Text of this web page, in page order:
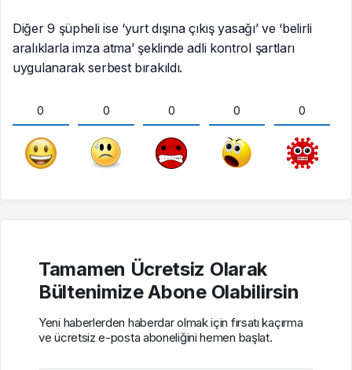
Diğer 9 şüpheli ise ‘yurt dışına çıkış yasağı’ ve ‘belirli
aralıklarla imza atma’ şeklinde adli kontrol şartları
uygulanarak serbest bırakıldı.
0 0 0 0 0
Tamamen Ücretsiz Olarak
Bültenimize Abone Olabilirsin
Yeni haberlerden haberdar olmak için fırsatı kaçırma
ve ücretsiz e-posta aboneliğini hemen başlat.